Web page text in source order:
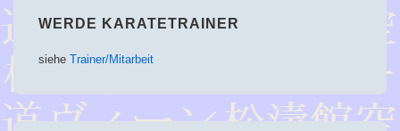
WERDE KARATETRAINER
siehe Trainer/Mitarbeit